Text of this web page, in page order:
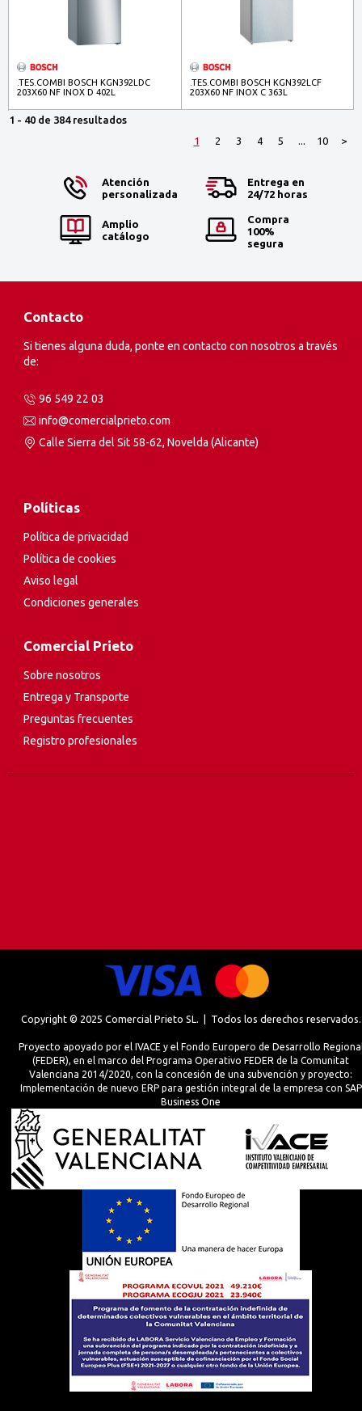
.TES.COMBI BOSCH KGN392LDC
203X60 NF INOX D 402L
.TES.COMBI BOSCH KGN392LCF
203X60 NF INOX C 363L
1 - 40 de 384 resultados
1
2 3 4 5 ... 10 >
Atención
personalizada
Entrega en
24/72 horas
Amplio
catálogo
Compra
100%
segura
Contacto
Si tienes alguna duda, ponte en contacto con nosotros a través
de:
96 549 22 03
info@comercialprieto.com
Calle Sierra del Sit 58-62, Novelda (Alicante)
Políticas
Política de privacidad
Política de cookies
Aviso legal
Condiciones generales
Comercial Prieto
Sobre nosotros
Entrega y Transporte
Preguntas frecuentes
Registro profesionales
Copyright © 2025 Comercial Prieto SL. | Todos los derechos reservados.
Proyecto apoyado por el IVACE y el Fondo Europero de Desarrollo
(FEDER), en el marco del Programa Operativo FEDER de la Comunitat
Valenciana 2014/2020, con la concesión de una subvención y proyecto:
Implementación de nuevo ERP para gestión integral de la empresa con SAP
Business One